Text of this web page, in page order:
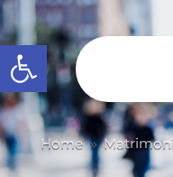
Abrir barra de
Home 9